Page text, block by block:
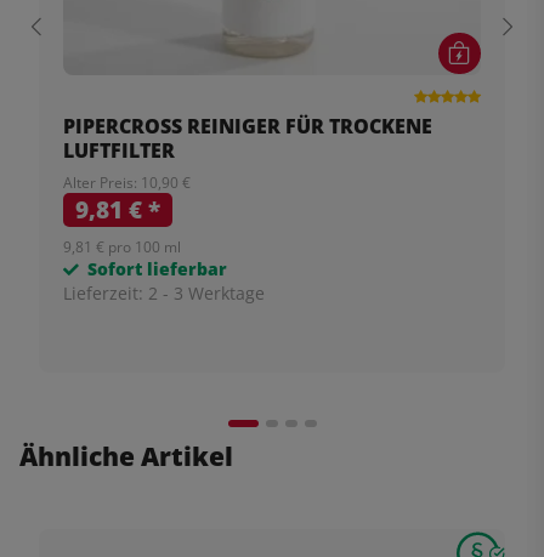
PIPERCROSS REINIGER FÜR TROCKENE
LUFTFILTER
Alter Preis: 10,90 €
9,81 €*
9,81 € pro 100 ml
Sofort lieferbar
Lieferzeit: 2 - 3 Werktage
Ähnliche Artikel